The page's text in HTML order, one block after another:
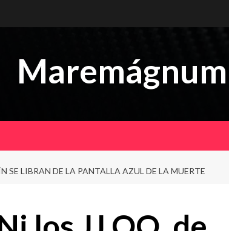
Maremágnum
SE LIBRAN DE LA PANTALLA AZUL DE LA MUERTE